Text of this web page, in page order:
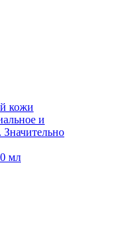
кожи
и
Значительно
мл